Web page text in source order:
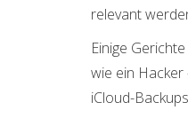
relevant
Einige
wie ein
iCloud-